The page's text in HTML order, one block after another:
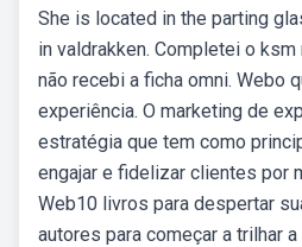
She is located in the parting
in valdrakken. Completei o
não recebi a ficha omni. Webo
experiência. O marketing de
estratégia que tem como
engajar e fidelizar clientes por
Web10 livros para despertar
autores para começar a trilhar